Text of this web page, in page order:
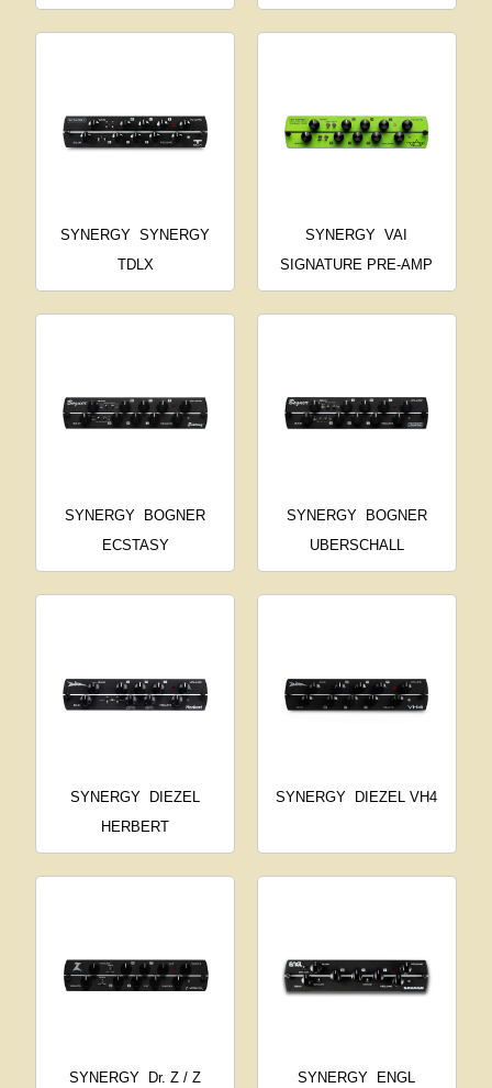
SYNERGY SYNERGY
TDLX
SYNERGY VAI
SIGNATURE PRE-AMP
SYNERGY
BOGNER
ECSTASY
SYNERGY
BOGNER
UBERSCHALL
SYNERGY
DIEZEL
HERBERT
SYNERGY DIEZEL VH4
SYNERGY
Dr. Z / Z
SYNERGY
ENGL